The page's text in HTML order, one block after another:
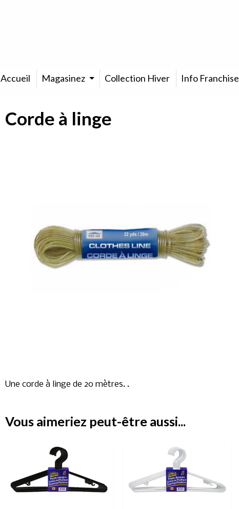
Accueil Magasinez Collection Hiver Info Franchise
Corde à linge
Une corde à linge de 20 mètres. .
Vous aimeriez peut-être aussi...